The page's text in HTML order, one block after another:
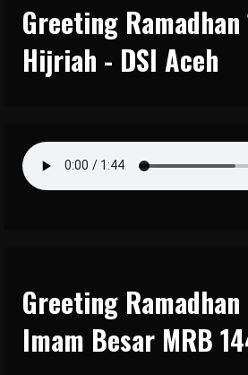
Greeting Ramadhan
Hijriah - DSI Aceh
Greeting
Imam Besar MRB